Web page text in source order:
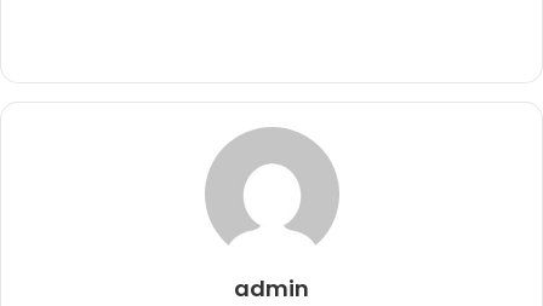
admin